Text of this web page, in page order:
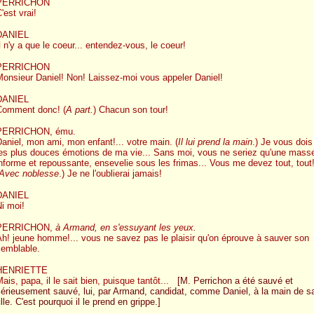
vrai!
Il n'y a que le coeur... entendez-vous, le coeur!
Daniel! Non! Laissez-moi vous appeler Daniel!
donc! (A part.) Chacun son tour!
ému.
mon ami, mon enfant!... votre main. (Il lui prend la main.) Je vous dois
plus douces émotions de ma vie... Sans moi, vous ne seriez qu'une
et repoussante, ensevelie sous les frimas... Vous me devez tout, tout!
noblesse.) Je ne l'oublierai jamais!
moi!
à Armand, en s'essuyant les yeux.
jeune homme!... vous ne savez pas le plaisir qu'on éprouve à sauver son
papa, il le sait bien, puisque tantôt...
[M. Perrichon a été sauvé et
sauvé, lui, par Armand, candidat, comme Daniel, à la main de
C'est pourquoi il le prend en grippe.]